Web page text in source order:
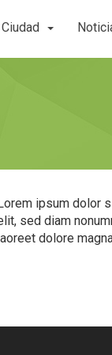
Ciudad
ipsum dolor
sed diam
dolore